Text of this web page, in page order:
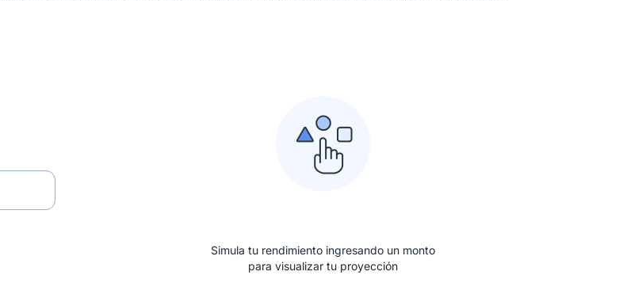
Simula tu rendimiento ingresando un monto
para visualizar tu proyección